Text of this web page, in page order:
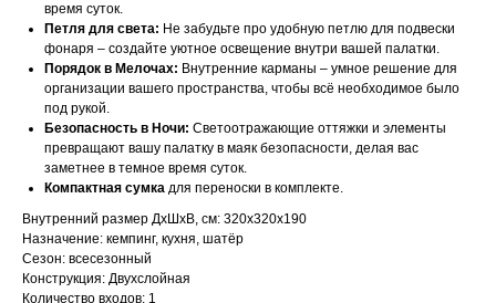
время суток.
Петля для света: Не забудьте про удобную петлю для подвески
фонаря – создайте уютное освещение внутри вашей палатки.
Порядок в Мелочах: Внутренние карманы – умное решение для
организации вашего пространства, чтобы всё необходимое было
под рукой.
Безопасность в Ночи: Светоотражающие оттяжки и элементы
превращают вашу палатку в маяк безопасности, делая вас
заметнее в темное время суток.
Компактная сумка для переноски в комплекте.
Внутренний размер ДхШхВ, см: 320x320x190
Назначение: кемпинг, кухня, шатёр
Сезон: всесезонный
Конструкция: Двухслойная
Количество входов: 1